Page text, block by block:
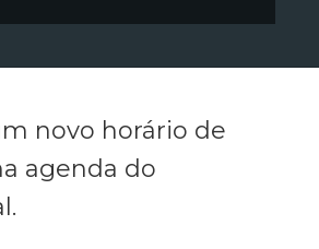
novo horário de
agenda do